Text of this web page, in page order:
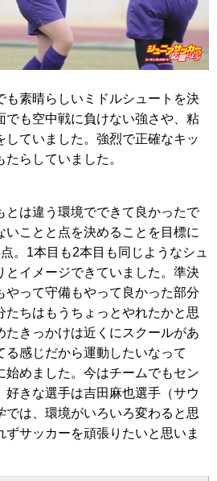
も素晴らしいミドルシュートを決
でも空中戦に負けない強さや、粘
していました。強烈で正確なキッ
らしていました。
とは違う環境でできて良かったで
いことと点を決めることを目標に
。1本目も2本目も同じようなシュ
とイメージできていました。準決
やって守備もやって良かった部分
たちはもうちょっとやれたかと思
たきっかけは近くにスクールがあ
る感じだから運動したいなって
始めました。今はチームでもセン
好きな選手は吉田麻也選手（サウ
では、環境がいろいろ変わると思
ずサッカーを頑張りたいと思いま